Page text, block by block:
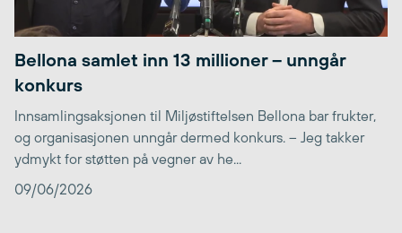
Bellona samlet inn 13 millioner – unngår
konkurs
Innsamlingsaksjonen til Miljøstiftelsen Bellona bar frukter,
og organisasjonen unngår dermed konkurs. – Jeg takker
ydmykt for støtten på vegner av he...
09/06/2026